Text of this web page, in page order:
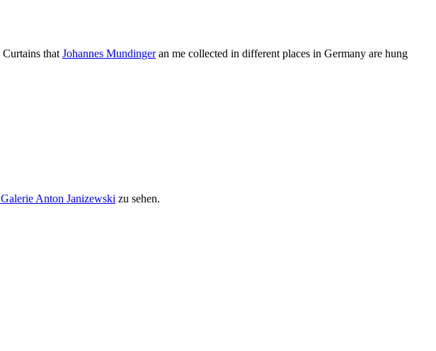
that Johannes Mundingeran me collected in different places in Germany are hung
Anton Janizewski zu sehen.